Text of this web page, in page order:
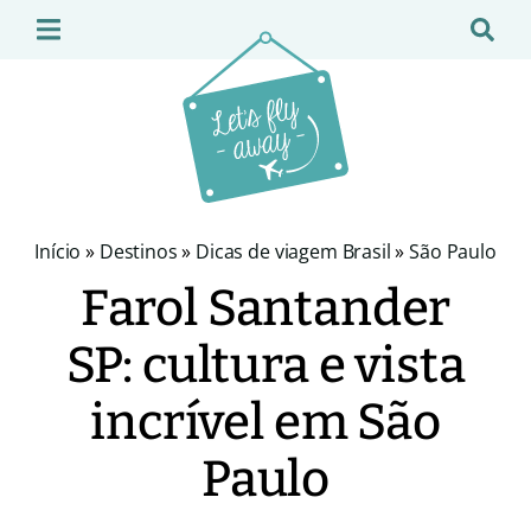
Início » Destinos» Dicas de viagem Brasil»São Paulo
Farol Santander
SP: cultura e vista
incrível em São
Paulo